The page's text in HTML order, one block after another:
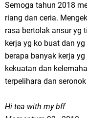
Semoga tahun 2018
riang dan ceria.
rasa bertolak ansur yg
kerja yg ko buat dan
berapa banyak kerja
kekuatan dan
terpelihara dan
Hi tea with my bff